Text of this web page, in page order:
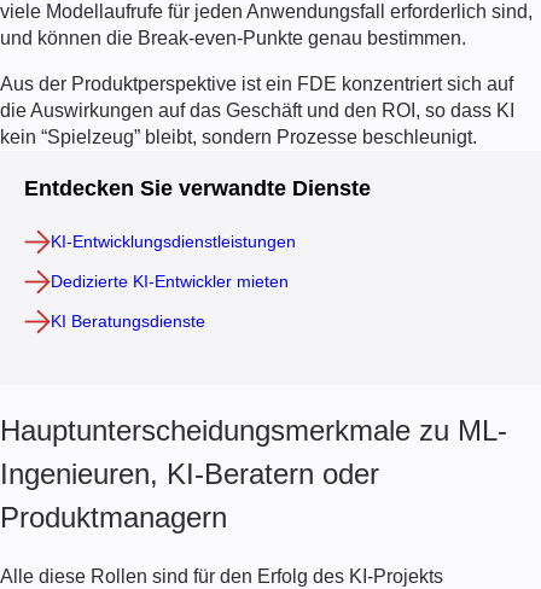
viele Modellaufrufe für jeden Anwendungsfall erforderlich sind,
und können die Break-even-Punkte genau bestimmen.
Aus der Produktperspektive ist ein FDE konzentriert sich auf
die Auswirkungen auf das Geschäft und den ROI, so dass KI
kein “Spielzeug” bleibt, sondern Prozesse beschleunigt.
Entdecken Sie verwandte Dienste
KI-Entwicklungsdienstleistungen
Dedizierte KI-Entwickler mieten
KI Beratungsdienste
Hauptunterscheidungsmerkmale zu ML-
Ingenieuren, KI-Beratern oder
Produktmanagern
Alle diese Rollen sind für den Erfolg des KI-Projekts